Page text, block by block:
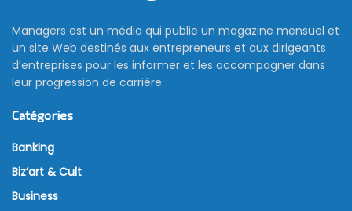
Managers est un média qui publie un magazine mensuel et
un site Web destinés aux entrepreneurs et aux dirigeants
d’entreprises pour les informer et les accompagner dans
leur progression de carrière
Catégories
Banking
Biz’art & Cult
Business